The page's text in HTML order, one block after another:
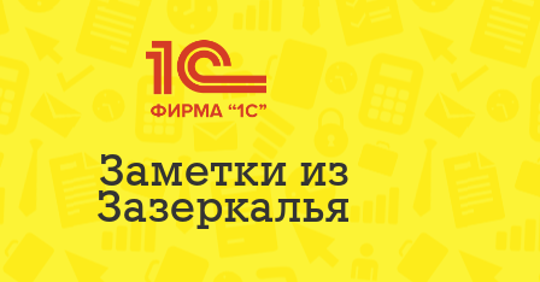
Заметки из
Зазеркалья